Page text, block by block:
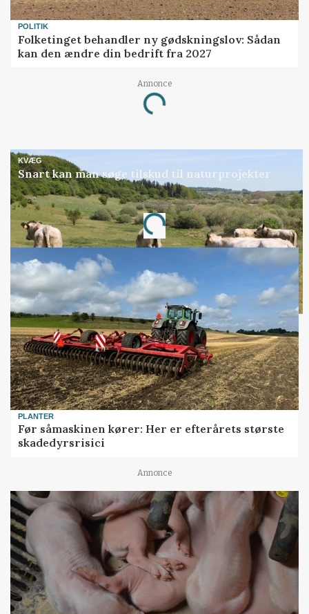
POLITIK
Folketinget behandler ny gødskningslov: Sådan
kan den ændre din bedrift fra 2027
Annonce
Loading...
KVÆG
Snart kan man søge tilskud til naturprojekter
Annonce
Loading...
PLANTER
Før såmaskinen kører: Her er efterårets største
skadedyrsrisici
Annonce